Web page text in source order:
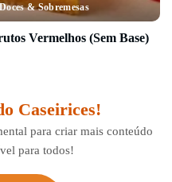
& Sobremesas
Vermelhos (Sem Base)
Caseirices!
para criar mais conteúdo
para todos!